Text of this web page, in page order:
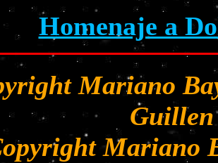
Homenaje a
Mariano
Guillen
Mariano